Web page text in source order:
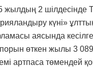
жылдың 2
күні»
аясында
өткен жылы 3
артпаса төмендей